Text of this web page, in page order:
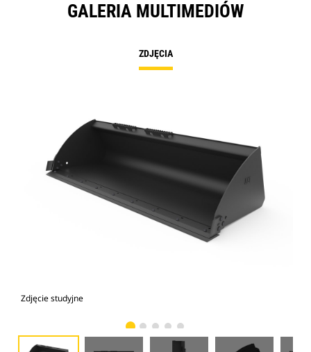
GALERIA MULTIMEDIÓW
ZDJĘCIA
Zdjęcie studyjne